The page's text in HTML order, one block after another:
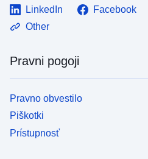
LinkedIn Facebook
Other
Pravni pogoji
Pravno obvestilo
Piškotki
Prístupnosť